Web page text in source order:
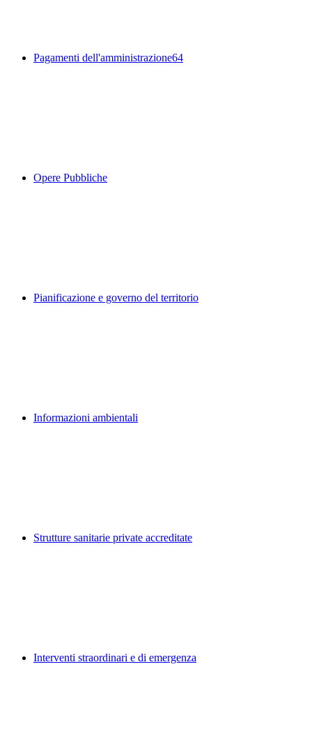
Pagamenti dell'amministrazione64
Opere Pubbliche
Pianificazione e governo del territorio
Informazioni ambientali
Strutture sanitarie private accreditate
Interventi straordinari e di emergenza